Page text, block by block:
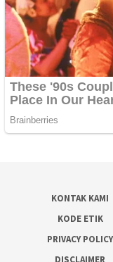
KONTAK KAMI
KODE ETIK
PRIVACY POLICY
DISCLAIMER